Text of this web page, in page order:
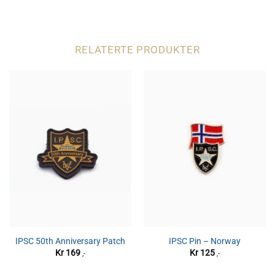
RELATERTE PRODUKTER
IPSC 50th Anniversary Patch
Kr169 ,-
IPSC Pin – Norway
Kr125 ,-